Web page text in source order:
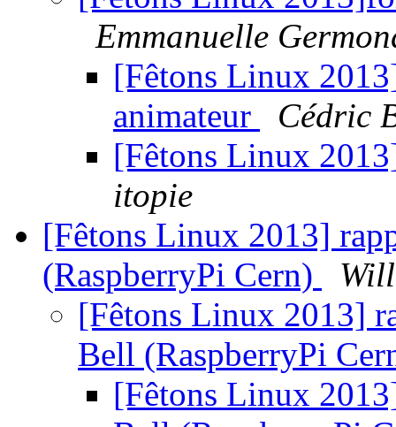
Emmanuelle
[Fêtons Linux
animateur
Cédric
[Fêtons Linux
itopie
[Fêtons Linux 2013]
(RaspberryPi Cern)
[Fêtons Linux 2013]
Bell (RaspberryPi
[Fêtons Linux